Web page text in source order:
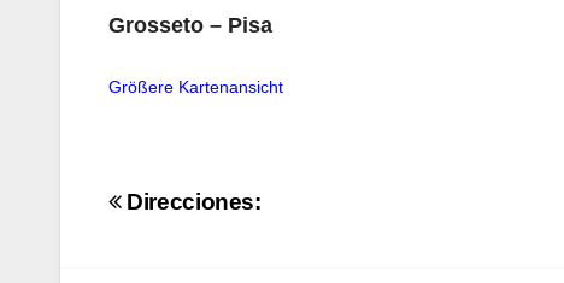
Grosseto – Pisa
Größere Kartenansicht
Navigazione
Direcciones: